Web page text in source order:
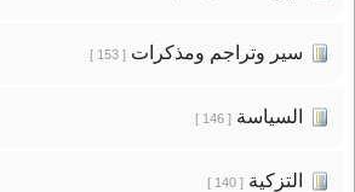
سير وتراجم ومذكرات[ 153 ]
السياسة[ 146 ]
التزكية[ 140 ]